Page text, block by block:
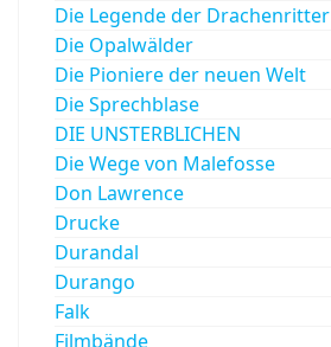
Die Legende der Drachenritter
Die Opalwälder
Die Pioniere der neuen Welt
Die Sprechblase
DIE UNSTERBLICHEN
Die Wege von Malefosse
Don Lawrence
Drucke
Durandal
Durango
Falk
Filmbände